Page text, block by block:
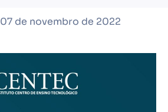
07 de novembro de 2022